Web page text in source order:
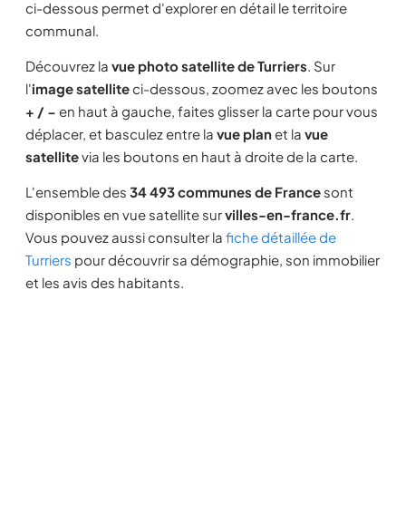
ci-dessous permet d'explorer en détail le territoire
communal.
Découvrez la vue photo satellite de Turriers. Sur
l'image satelliteci-dessous, zoomez avec les boutons
+ / − en haut à gauche, faites glisser la carte pour vous
déplacer, et basculez entre la vue planet la vue
satellitevia les boutons en haut à droite de la carte.
L'ensemble des 34 493 communes de France sont
disponibles en vue satellite survilles-en-france.fr.
Vous pouvez aussi consulter la fiche détaillée de
Turriers pour découvrir sa démographie, son immobilier
et les avis des habitants.